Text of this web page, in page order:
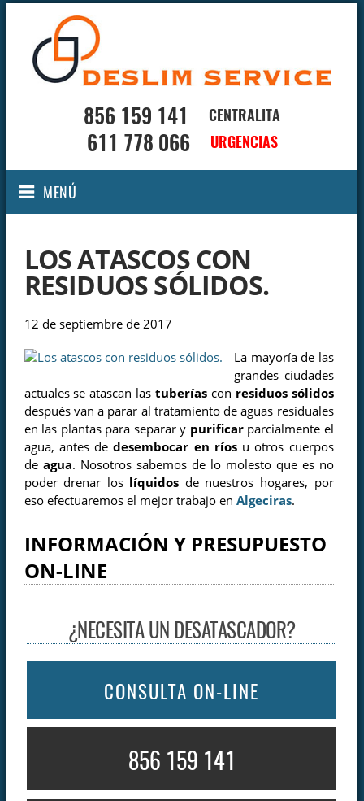
856 159 141 CENTRALITA
611 778 066 URGENCIAS
MENÚ
LOS ATASCOS CON
RESIDUOS SÓLIDOS.
12 de septiembre de 2017
La mayoría de las
grandes ciudades
actuales se atascan lastuberías con residuos sólidos
después van a parar al tratamiento de aguas residuales
en las plantas para separar y purificar parcialmente el
agua, antes dedesembocar en ríosu otros cuerpos
de agua. Nosotros sabemos de lo molesto que es no
poder drenar los
líquidos de nuestros hogares, por
eso efectuaremos el mejor trabajo en Algeciras.
INFORMACIÓN Y PRESUPUESTO
ON-LINE
¿NECESITA UN DESATASCADOR?
CONSULTA ON-LINE
856 159 141